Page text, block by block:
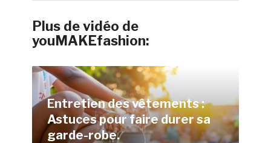
Plus de vidéo de
youMAKEfashion:
Entretien des vêtements :
Astuces pour faire durer sa
garde-robe.